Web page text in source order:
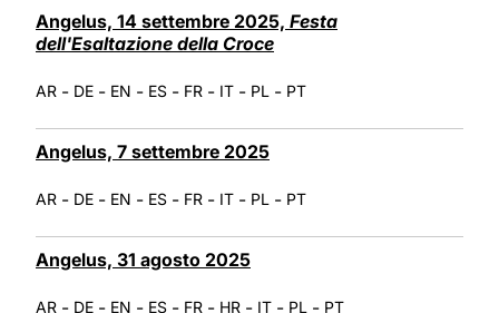
Angelus, 14 settembre 2025, Festa
dell'Esaltazione della Croce
AR - DE - EN - ES - FR - IT - PL - PT
Angelus, 7 settembre 2025
AR - DE - EN - ES - FR - IT - PL - PT
Angelus, 31 agosto 2025
AR - DE - EN - ES - FR - HR - IT - PL - PT